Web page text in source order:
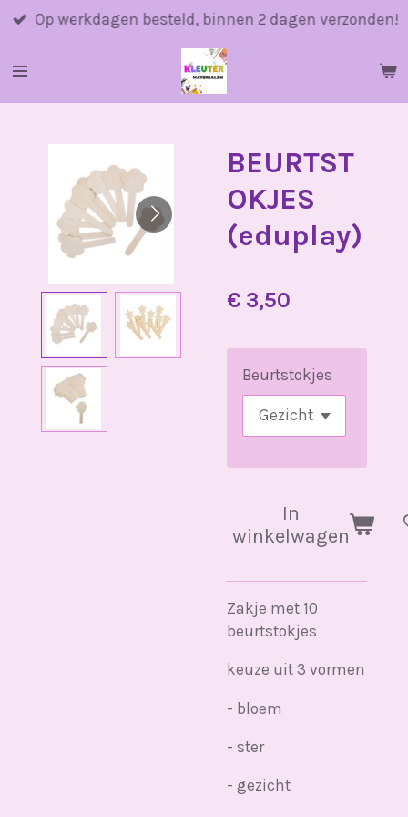
Ga
naar
Op werkdagen besteld, binnen 2 dagen verzonden!
BEURTST
OKJES
(eduplay)
€ 3,50
Beurtstokjes
In
winkelwagen
Zakje met 10
beurtstokjes
keuze uit 3 vormen
- bloem
- ster
- gezicht